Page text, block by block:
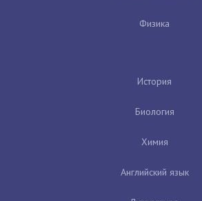
Физика
История
Биология
Химия
Английский язык